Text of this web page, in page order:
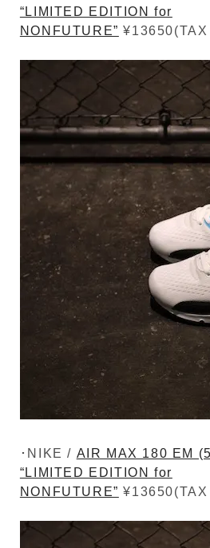
“LIMITED EDITION for
NONFUTURE” ¥13650(TAX
･NIKE / AIR MAX 180 EM
“LIMITED EDITION for
NONFUTURE” ¥13650(TAX